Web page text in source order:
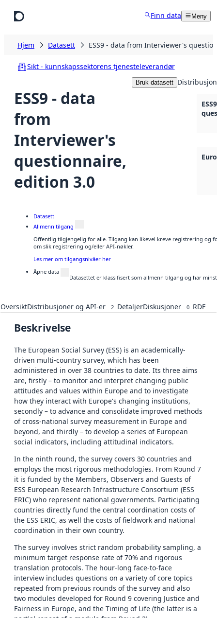
Finn data Meny
Hjem Datasett ESS9 - data from Interviewer's
Sikt - kunnskapssektorens tjenesteleverandør
ESS9 - data
from
Interviewer's
questionnaire,
edition 3.0
Bruk datasett
Datasett
Allmenn tilgang
Offentlig tilgjengelig for alle. Tilgang kan likevel kreve registrering og
om slik registrering og/eller API-nøkler.
Les mer om tilgangsnivåer her
Åpne data
Datasettet er klassifisert som allmenn tilgang og har
OversiktDistribusjoner og API-er 2 DetaljerDiskusjoner 0 RDF
Beskrivelse
The European Social Survey (ESS) is an academically-
driven multi-country survey, which has been
administered in over 38 countries to date. Its three aims
are, firstly – to monitor and interpret changing public
attitudes and values within Europe and to investigate
how they interact with Europe's changing institutions,
secondly – to advance and consolidate improved methods
of cross-national survey measurement in Europe and
beyond, and thirdly – to develop a series of European
social indicators, including attitudinal indicators.
In the ninth round, the survey covers 30 countries and
employs the most rigorous methodologies. From Round 7
it is funded by the Members, Observers and Guests of
ESS European Research Infrastructure Consortium (ESS
ERIC) who represent national governments. Participating
countries directly fund the central coordination costs of
the ESS ERIC, as well the costs of fieldwork and national
coordination in their own country.
The survey involves strict random probability sampling, a
minimum target response rate of 70% and rigorous
translation protocols. The hour-long face-to-face
interview includes questions on a variety of core topics
repeated from previous rounds of the survey and also
two modules developed for Round 9 covering Justice and
Fairness in Europe, and the Timing of Life (the latter is a